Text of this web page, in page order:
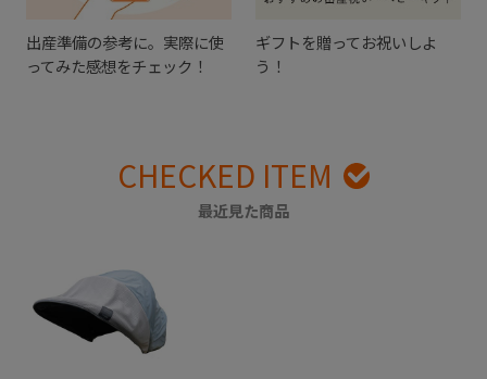
出産準備の参考に。実際に使
ってみた感想をチェック！
ギフトを贈ってお祝いしよ
う！
CHECKED ITEM
最近見た商品